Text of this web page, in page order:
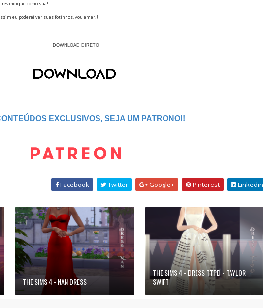
revindique como sua!
eu poderei ver suas fotinhos, vou amar!!
DOWNLOAD DIRETO
EXCLUSIVOS, SEJA UM PATRONO!!
Facebook Twitter Google+ Pinterest Linkedin
THE SIMS 4 - NAN DRESS
THE SIMS 4 - DRESS TTPD - TAYLOR
SWIFT